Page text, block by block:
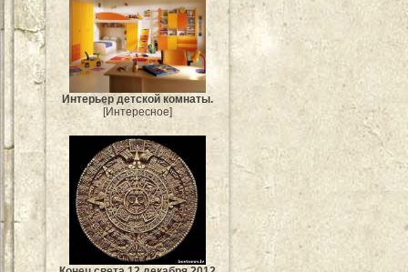
Интерьер детской комнаты.
[Интересное]